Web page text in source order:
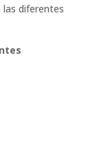
diferentes